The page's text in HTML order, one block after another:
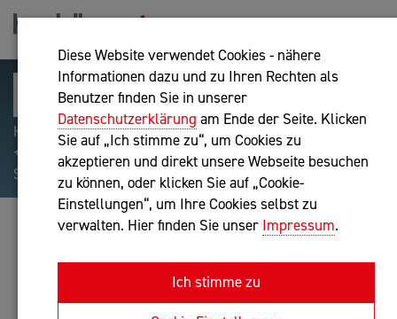
Diese Website verwendet Cookies - nähere
Informationen dazu und zu Ihren Rechten als
Benutzer finden Sie in unserer
Datenschutzerklärung am Ende der Seite. Klicken
Sie auf „Ich stimme zu“, um Cookies zu
akzeptieren und direkt unsere Webseite besuchen
zu können, oder klicken Sie auf „Cookie-
Einstellungen“, um Ihre Cookies selbst zu
verwalten. Hier finden Sie unser Impressum.
Ich stimme zu
Hilfreiche Suchparameter: Begriff einschließen:
+webshop, Begriff ausschließen: -webshop, Exakter
Suchbegriff: "internet of things"
GEROLD SCHMIDT
IT-Dienstleistung
Anfrage oder Rückruf